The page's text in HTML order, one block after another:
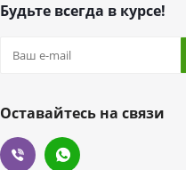
Будьте всегда в курсе!
Оставайтесь на связи